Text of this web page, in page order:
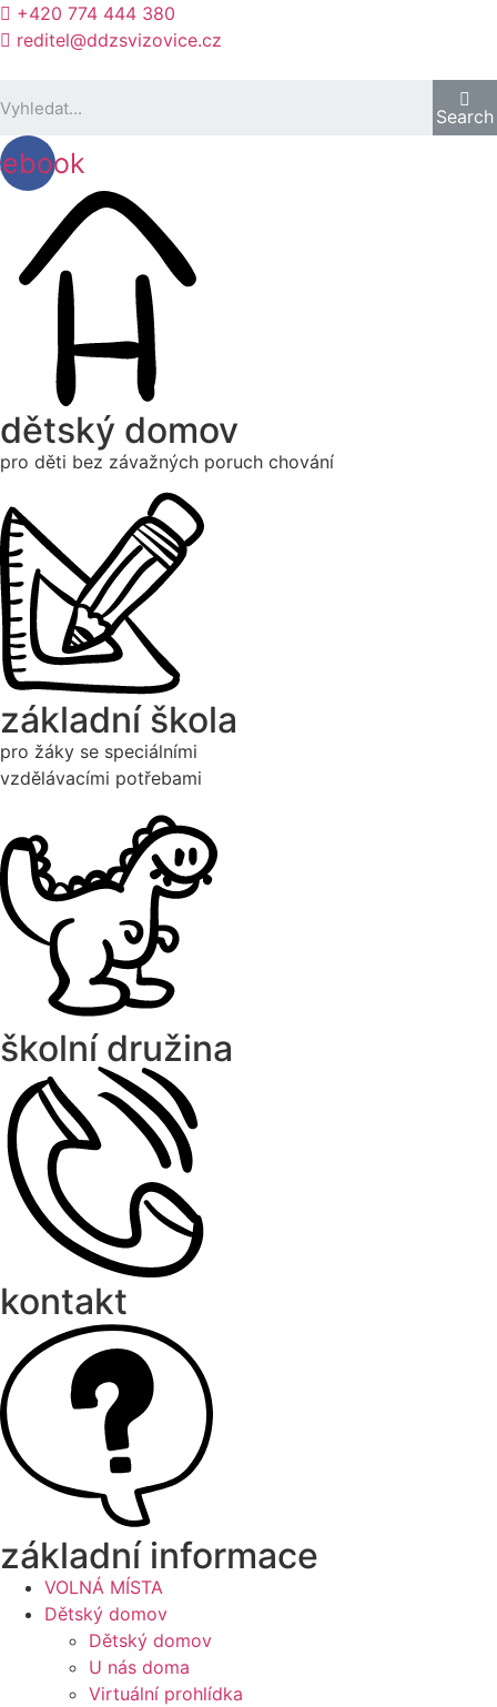
+420 774 444 380
reditel@ddzsvizovice.cz
Search
dětský domov
pro děti bez závažných poruch chování
základní škola
pro žáky se speciálními
vzdělávacími potřebami
školní družina
kontakt
základní informace
VOLNÁ MÍSTA
Dětský domov
Dětský domov
U nás doma
Virtuální prohlídka